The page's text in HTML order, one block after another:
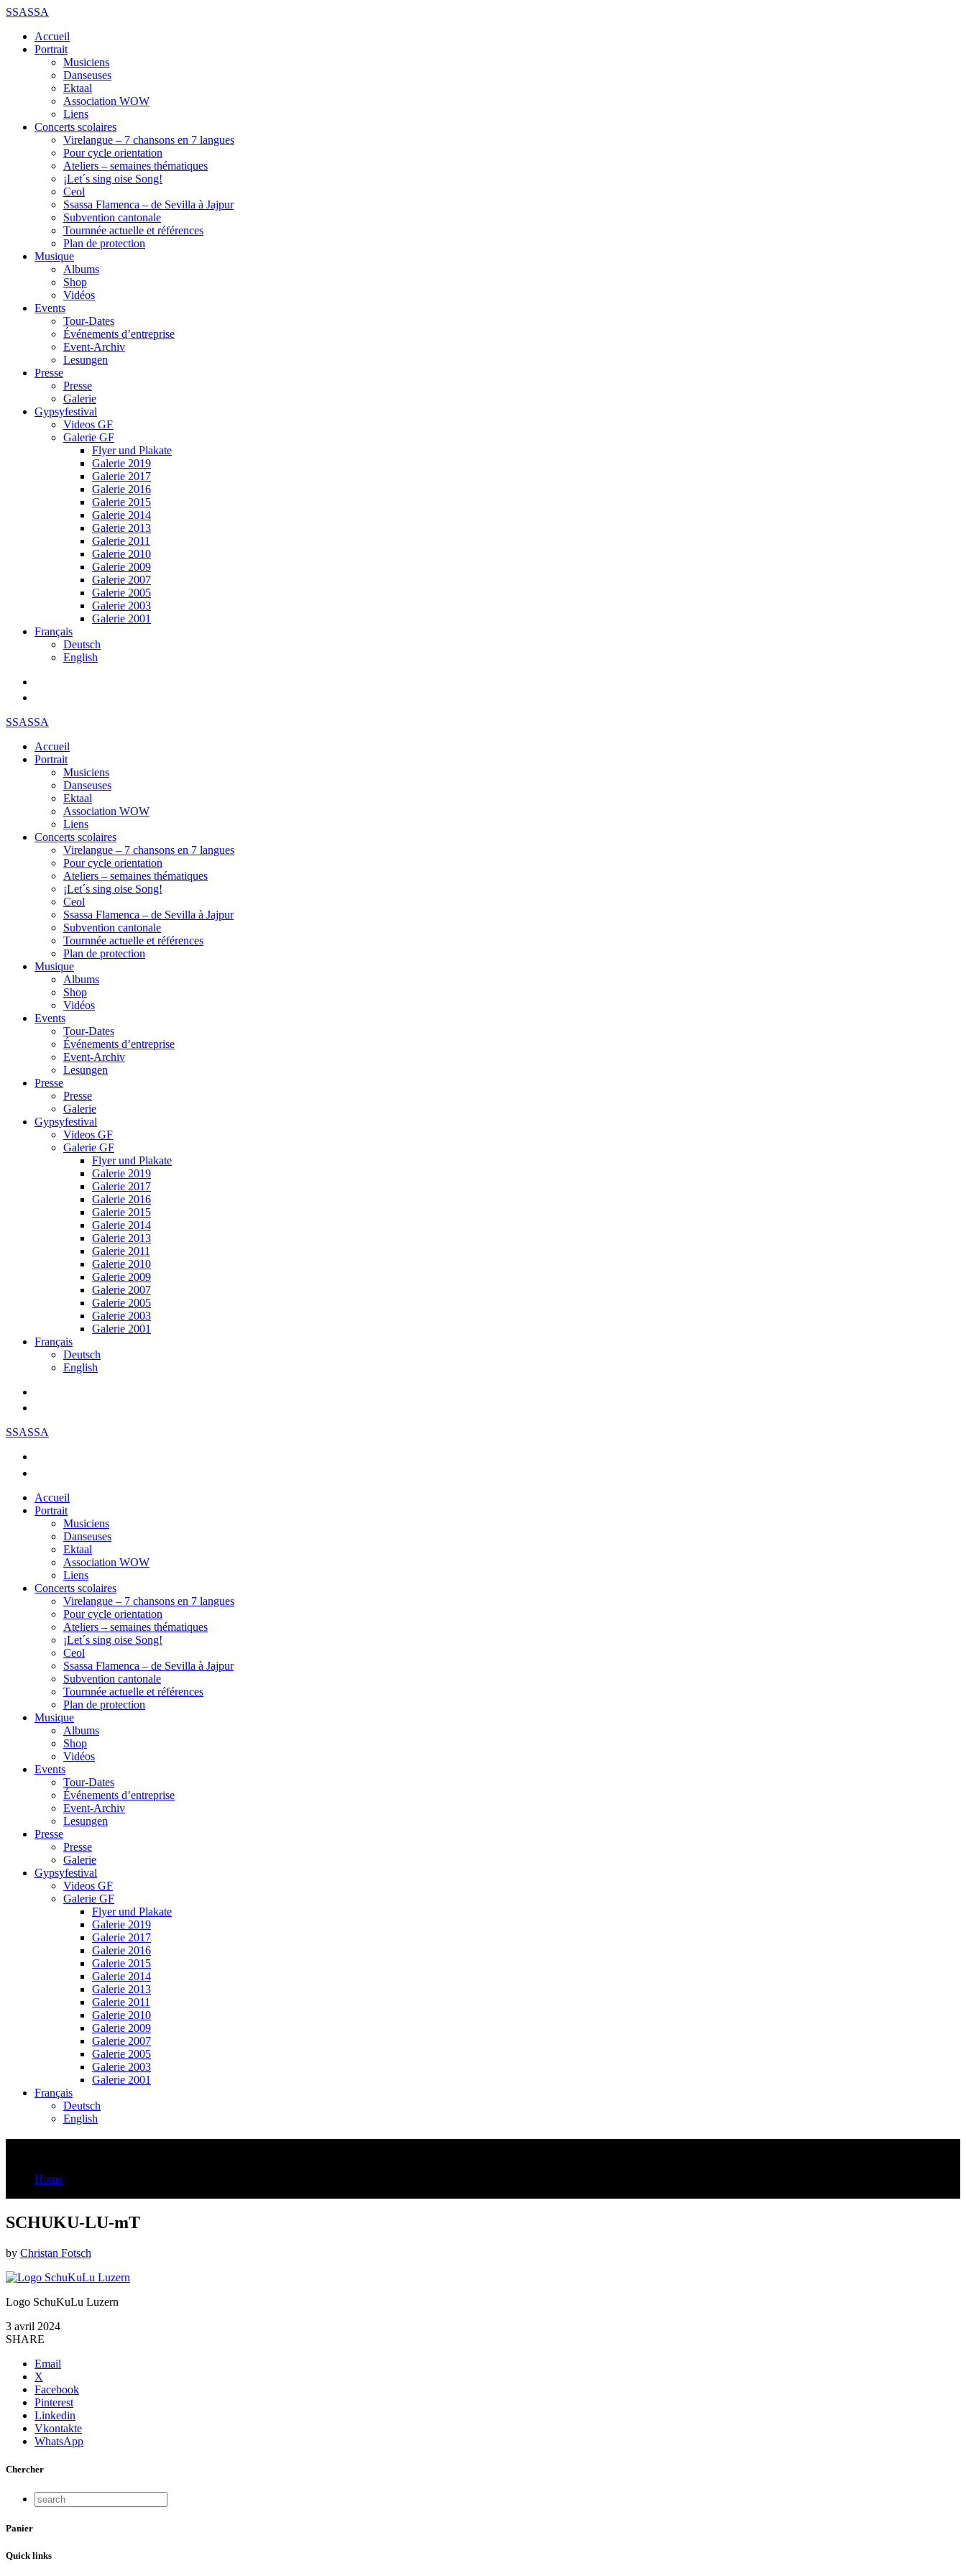
SSASSA
Accueil
Portrait
Musiciens
Danseuses
Ektaal
Association WOW
Liens
Concerts scolaires
Virelangue – 7 chansons en 7 langues
Pour cycle orientation
Ateliers – semaines thématiques
¡Let´s sing oise Song!
Ceol
Ssassa Flamenca – de Sevilla à Jajpur
Subvention cantonale
Tournnée actuelle et références
Plan de protection
Musique
Albums
Shop
Vidéos
Events
Tour-Dates
Événements d’entreprise
Event-Archiv
Lesungen
Presse
Presse
Galerie
Gypsyfestival
Videos GF
Galerie GF
Flyer und Plakate
Galerie 2019
Galerie 2017
Galerie 2016
Galerie 2015
Galerie 2014
Galerie 2013
Galerie 2011
Galerie 2010
Galerie 2009
Galerie 2007
Galerie 2005
Galerie 2003
Galerie 2001
Français
Deutsch
English
SSASSA
Accueil
Portrait
Musiciens
Danseuses
Ektaal
Association WOW
Liens
Concerts scolaires
Virelangue – 7 chansons en 7 langues
Pour cycle orientation
Ateliers – semaines thématiques
¡Let´s sing oise Song!
Ceol
Ssassa Flamenca – de Sevilla à Jajpur
Subvention cantonale
Tournnée actuelle et références
Plan de protection
Musique
Albums
Shop
Vidéos
Events
Tour-Dates
Événements d’entreprise
Event-Archiv
Lesungen
Presse
Presse
Galerie
Gypsyfestival
Videos GF
Galerie GF
Flyer und Plakate
Galerie 2019
Galerie 2017
Galerie 2016
Galerie 2015
Galerie 2014
Galerie 2013
Galerie 2011
Galerie 2010
Galerie 2009
Galerie 2007
Galerie 2005
Galerie 2003
Galerie 2001
Français
Deutsch
English
SSASSA
Accueil
Portrait
Musiciens
Danseuses
Ektaal
Association WOW
Liens
Concerts scolaires
Virelangue – 7 chansons en 7 langues
Pour cycle orientation
Ateliers – semaines thématiques
¡Let´s sing oise Song!
Ceol
Ssassa Flamenca – de Sevilla à Jajpur
Subvention cantonale
Tournnée actuelle et références
Plan de protection
Musique
Albums
Shop
Vidéos
Events
Tour-Dates
Événements d’entreprise
Event-Archiv
Lesungen
Presse
Presse
Galerie
Gypsyfestival
Videos GF
Galerie GF
Flyer und Plakate
Galerie 2019
Galerie 2017
Galerie 2016
Galerie 2015
Galerie 2014
Galerie 2013
Galerie 2011
Galerie 2010
Galerie 2009
Galerie 2007
Galerie 2005
Galerie 2003
Galerie 2001
Français
Deutsch
English
Home
SCHUKU-LU-mT
by Christan Fotsch
Logo SchuKuLu Luzern
3 avril 2024
SHARE
Email
X
Facebook
Pinterest
Linkedin
Vkontakte
WhatsApp
Chercher
Panier
Quick links